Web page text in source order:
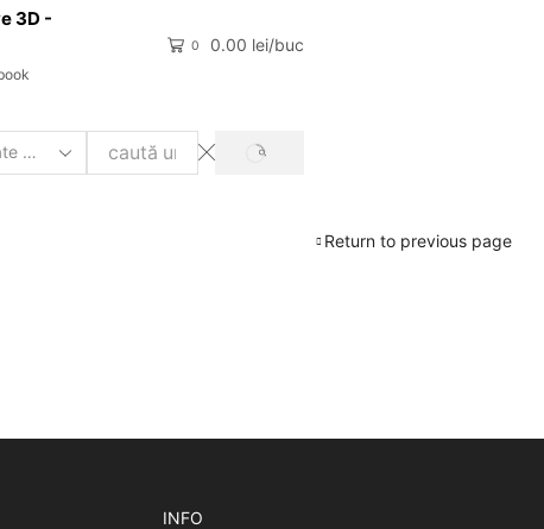
3D -
0 0.00 lei
Return to previous page
INFO